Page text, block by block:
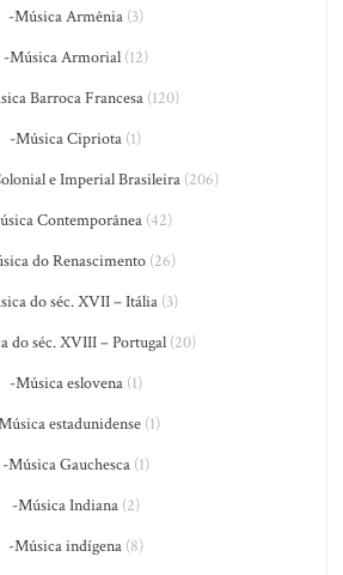
-Música Armênia(3)
-Música Armorial(12)
Barroca Francesa(120)
-Música Cipriota (1)
e Imperial Brasileira(206)
Contemporânea(42)
do Renascimento (26)
do séc. XVII – Itália (3)
do séc. XVIII – Portugal (20)
-Música eslovena(1)
estadunidense(1)
-Música Gauchesca(1)
-Música Indiana(2)
-Música indígena(8)